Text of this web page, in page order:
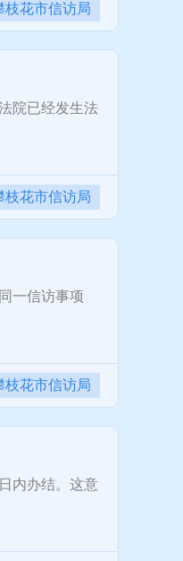
枝花市信访局
院已经发生法
枝花市信访局
一信访事项
枝花市信访局
内办结。这意